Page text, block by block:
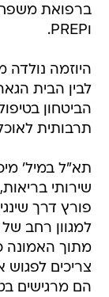
ברפואת
וPREP.
היוזמה
לבין הבית
הביטחון
תרבותית
תא"ל במיל'
שירותי
פורץ דרך
למגוון רחב
מתוך האמונה
צריכים
הם מרגישים